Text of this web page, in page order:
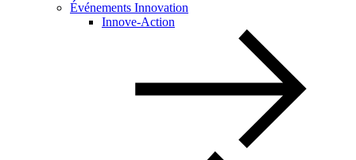
Événements Innovation
Innove-Action